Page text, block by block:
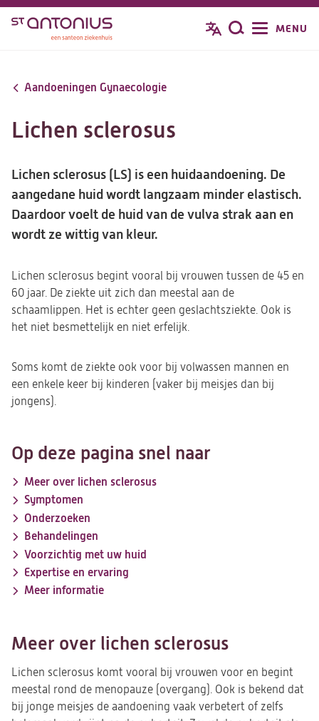
Overslaan
inhoud
Zoeken
MENU
Aandoeningen Gynaecologie
Lichen sclerosus
Lichen sclerosus (LS) is een huidaandoening. De
aangedane huid wordt langzaam minder elastisch.
Daardoor voelt de huid van de vulva strak aan en
wordt ze wittig van kleur.
Lichen sclerosus begint vooral bij vrouwen tussen de 45 en
60 jaar. De ziekte uit zich dan meestal aan de
schaamlippen. Het is echter geen geslachtsziekte. Ook is
het niet besmettelijk en niet erfelijk.
Soms komt de ziekte ook voor bij volwassen mannen en
een enkele keer bij kinderen (vaker bij meisjes dan bij
jongens).
Op deze pagina snel naar
Meer over lichen sclerosus
Symptomen
Onderzoeken
Behandelingen
Voorzichtig met uw huid
Expertise en ervaring
Meer informatie
Meer over lichen sclerosus
Lichen sclerosus komt vooral bij vrouwen voor en begint
meestal rond de menopauze (overgang). Ook is bekend dat
bij jonge meisjes de aandoening vaak verbetert of zelfs